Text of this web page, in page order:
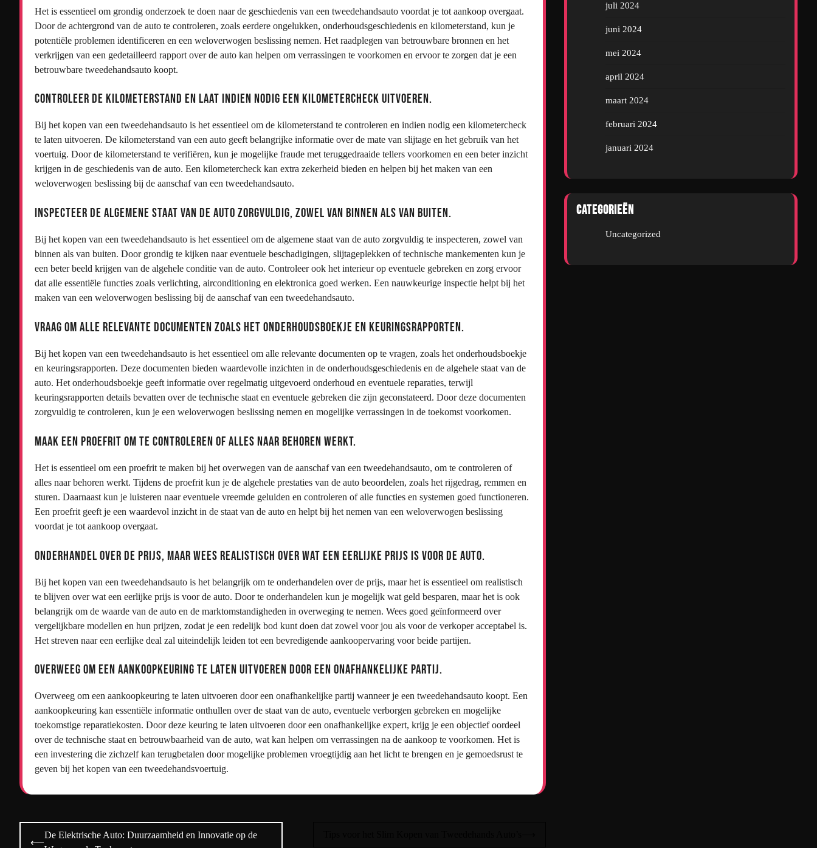
Het is essentieel om grondig onderzoek te doen naar de geschiedenis van een tweedehandsauto voordat je tot aankoop overgaat.
Door de achtergrond van de auto te controleren, zoals eerdere ongelukken, onderhoudsgeschiedenis en kilometerstand, kun je
potentiële problemen identificeren en een weloverwogen beslissing nemen. Het raadplegen van betrouwbare bronnen en het
verkrijgen van een gedetailleerd rapport over de auto kan helpen om verrassingen te voorkomen en ervoor te zorgen dat je een
betrouwbare tweedehandsauto koopt.
Controleer de kilometerstand en laat indien nodig een kilometercheck uitvoeren.
Bij het kopen van een tweedehandsauto is het essentieel om de kilometerstand te controleren en indien nodig een kilometercheck
te laten uitvoeren. De kilometerstand van een auto geeft belangrijke informatie over de mate van slijtage en het gebruik van het
voertuig. Door de kilometerstand te verifiëren, kun je mogelijke fraude met teruggedraaide tellers voorkomen en een beter inzicht
krijgen in de geschiedenis van de auto. Een kilometercheck kan extra zekerheid bieden en helpen bij het maken van een
weloverwogen beslissing bij de aanschaf van een tweedehandsauto.
Inspecteer de algemene staat van de auto zorgvuldig, zowel van binnen als van buiten.
Bij het kopen van een tweedehandsauto is het essentieel om de algemene staat van de auto zorgvuldig te inspecteren, zowel van
binnen als van buiten. Door grondig te kijken naar eventuele beschadigingen, slijtageplekken of technische mankementen kun je
een beter beeld krijgen van de algehele conditie van de auto. Controleer ook het interieur op eventuele gebreken en zorg ervoor
dat alle essentiële functies zoals verlichting, airconditioning en elektronica goed werken. Een nauwkeurige inspectie helpt bij het
maken van een weloverwogen beslissing bij de aanschaf van een tweedehandsauto.
Vraag om alle relevante documenten zoals het onderhoudsboekje en keuringsrapporten.
Bij het kopen van een tweedehandsauto is het essentieel om alle relevante documenten op te vragen, zoals het onderhoudsboekje
en keuringsrapporten. Deze documenten bieden waardevolle inzichten in de onderhoudsgeschiedenis en de algehele staat van de
auto. Het onderhoudsboekje geeft informatie over regelmatig uitgevoerd onderhoud en eventuele reparaties, terwijl
keuringsrapporten details bevatten over de technische staat en eventuele gebreken die zijn geconstateerd. Door deze documenten
zorgvuldig te controleren, kun je een weloverwogen beslissing nemen en mogelijke verrassingen in de toekomst voorkomen.
Maak een proefrit om te controleren of alles naar behoren werkt.
Het is essentieel om een proefrit te maken bij het overwegen van de aanschaf van een tweedehandsauto, om te controleren of
alles naar behoren werkt. Tijdens de proefrit kun je de algehele prestaties van de auto beoordelen, zoals het rijgedrag, remmen en
sturen. Daarnaast kun je luisteren naar eventuele vreemde geluiden en controleren of alle functies en systemen goed functioneren.
Een proefrit geeft je een waardevol inzicht in de staat van de auto en helpt bij het nemen van een weloverwogen beslissing
voordat je tot aankoop overgaat.
Onderhandel over de prijs, maar wees realistisch over wat een eerlijke prijs is voor de auto.
Bij het kopen van een tweedehandsauto is het belangrijk om te onderhandelen over de prijs, maar het is essentieel om realistisch
te blijven over wat een eerlijke prijs is voor de auto. Door te onderhandelen kun je mogelijk wat geld besparen, maar het is ook
belangrijk om de waarde van de auto en de marktomstandigheden in overweging te nemen. Wees goed geïnformeerd over
vergelijkbare modellen en hun prijzen, zodat je een redelijk bod kunt doen dat zowel voor jou als voor de verkoper acceptabel is.
Het streven naar een eerlijke deal zal uiteindelijk leiden tot een bevredigende aankoopervaring voor beide partijen.
Overweeg om een aankoopkeuring te laten uitvoeren door een onafhankelijke partij.
Overweeg om een aankoopkeuring te laten uitvoeren door een onafhankelijke partij wanneer je een tweedehandsauto koopt. Een
aankoopkeuring kan essentiële informatie onthullen over de staat van de auto, eventuele verborgen gebreken en mogelijke
toekomstige reparatiekosten. Door deze keuring te laten uitvoeren door een onafhankelijke expert, krijg je een objectief oordeel
over de technische staat en betrouwbaarheid van de auto, wat kan helpen om verrassingen na de aankoop te voorkomen. Het is
een investering die zichzelf kan terugbetalen door mogelijke problemen vroegtijdig aan het licht te brengen en je gemoedsrust te
geven bij het kopen van een tweedehandsvoertuig.
Bericht
⟵
De Elektrische Auto: Duurzaamheid en Innovatie op de
juli 2024
juni 2024
mei 2024
april 2024
maart 2024
februari 2024
januari 2024
Categorieën
Uncategorized